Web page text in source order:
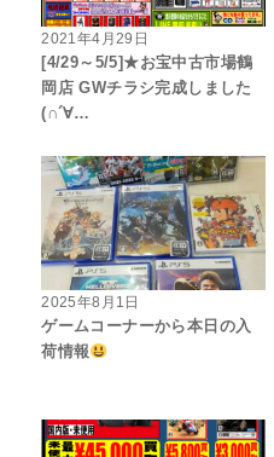
2021年4月29日
[4/29～5/5]★お宝中古市場鶴
岡店 GWチラシ完成しました
(∩´∀…
2025年8月1日
ゲームコーナーから本日の入
荷情報